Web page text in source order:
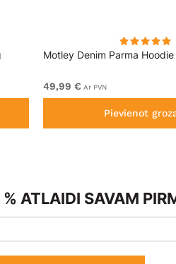
Motley Denim Parma
49,99 € Ar PVN
Pievienot
ATLAIDI SAVAM